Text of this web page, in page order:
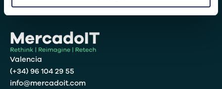
Valencia
(+34) 96 104 29 55
info@mercadoit.com